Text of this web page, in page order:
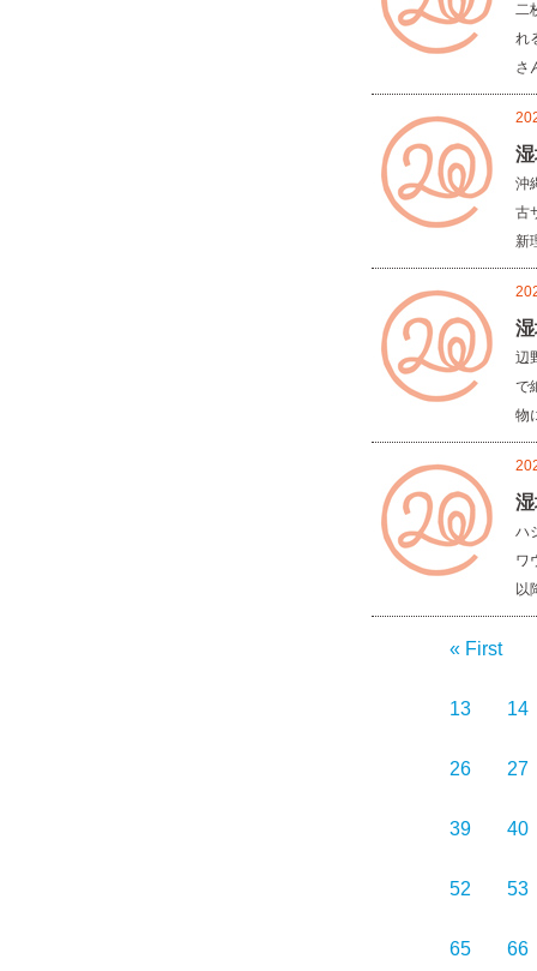
二
れ
さ
沖
古
新
辺
で
物
ハ
ワ
以
« First
13 14
26 27
39 40
52 53
65 66